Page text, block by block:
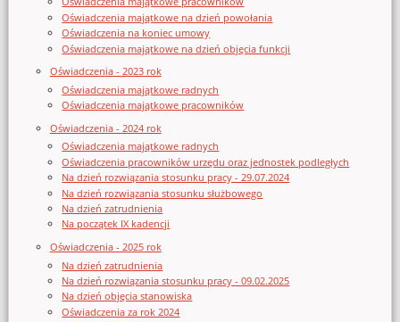
Oświadczenia majątkowe na dzień powołania
Oświadczenia na koniec umowy
Oświadczenia majątkowe na dzień objęcia funkcji
Oświadczenia - 2023 rok
Oświadczenia majątkowe radnych
Oświadczenia majątkowe pracowników
Oświadczenia - 2024 rok
Oświadczenia majątkowe radnych
Oświadczenia pracowników urzędu oraz jednostek podległych
Na dzień rozwiązania stosunku pracy - 29.07.2024
Na dzień rozwiązania stosunku służbowego
Na dzień zatrudnienia
Na początek IX kadencji
Oświadczenia - 2025 rok
Na dzień zatrudnienia
Na dzień rozwiązania stosunku pracy - 09.02.2025
Na dzień objęcia stanowiska
Oświadczenia za rok 2024